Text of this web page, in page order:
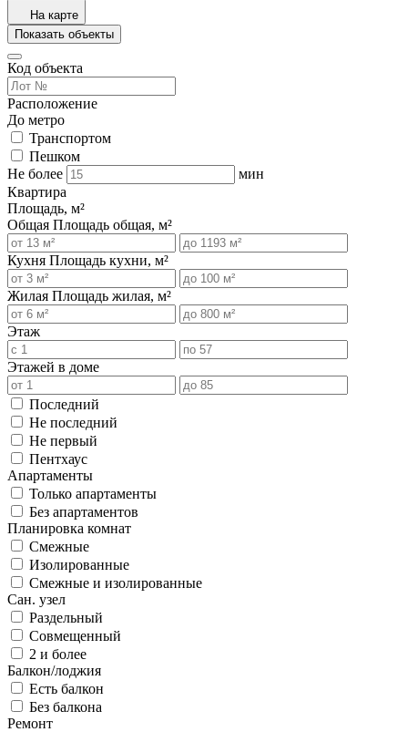
На карте
Показать объекты
Код объекта
Расположение
До метро
Транспортом
Пешком
Не более
мин
Квартира
Площадь, м²
Общая Площадь общая, м²
Кухня Площадь кухни, м²
Жилая Площадь жилая, м²
Этаж
Этажей в доме
Последний
Не последний
Не первый
Пентхаус
Апартаменты
Только апартаменты
Без апартаментов
Планировка комнат
Смежные
Изолированные
Смежные и изолированные
Сан. узел
Раздельный
Совмещенный
2 и более
Балкон/лоджия
Есть балкон
Без балкона
Ремонт